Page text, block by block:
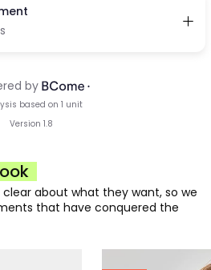
about what they want, so we
that have conquered the